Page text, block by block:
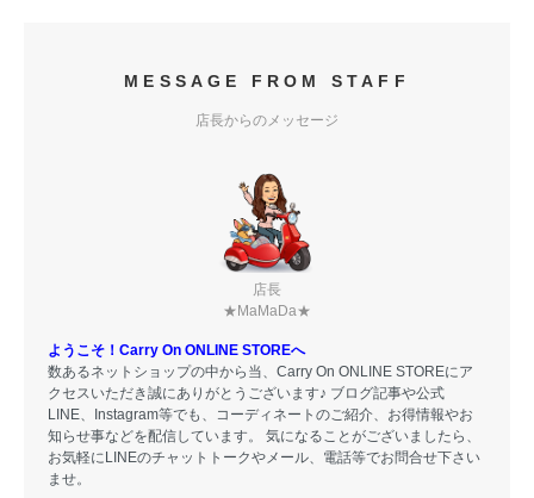
MESSAGE FROM STAFF
店長からのメッセージ
店長
★MaMaDa★
ようこそ！Carry On ONLINE STOREへ
数あるネットショップの中から当、Carry On ONLINE STOREにア
クセスいただき誠にありがとうございます♪ ブログ記事や公式
LINE、Instagram等でも、コーディネートのご紹介、お得情報やお
知らせ事などを配信しています。 気になることがございましたら、
お気軽にLINEのチャットトークやメール、電話等でお問合せ下さい
ませ。